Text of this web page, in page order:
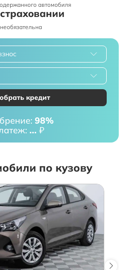
автомобиля
кредит
98%
... ₽
по кузову